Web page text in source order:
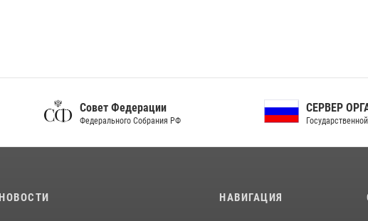
Совет Федерации
Федерального Собрания РФ
СЕРВЕР ОРГАНОВ
Государственной власти РФ
НОВОСТИ НАВИГАЦИЯ